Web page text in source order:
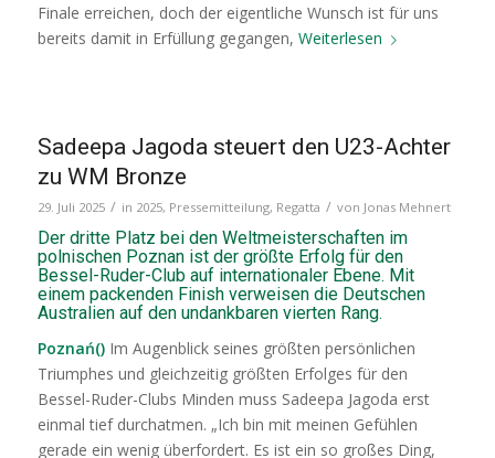
Finale erreichen, doch der eigentliche Wunsch ist für uns
bereits damit in Erfüllung gegangen, Weiterlesen
Sadeepa Jagoda steuert den U23-Achter
zu WM Bronze
29. Juli 2025 / in 2025, Pressemitteilung, Regatta / von Jonas Mehnert
Der dritte Platz bei den Weltmeisterschaften im
polnischen Poznan ist der größte Erfolg für den
Bessel-Ruder-Club auf internationaler Ebene. Mit
einem packenden Finish verweisen die Deutschen
Australien auf den undankbaren vierten Rang.
Poznań() Im Augenblick seines größten persönlichen
Triumphes und gleichzeitig größten Erfolges für den
Bessel-Ruder-Clubs Minden muss Sadeepa Jagoda erst
einmal tief durchatmen. „Ich bin mit meinen Gefühlen
gerade ein wenig überfordert. Es ist ein so großes Ding,